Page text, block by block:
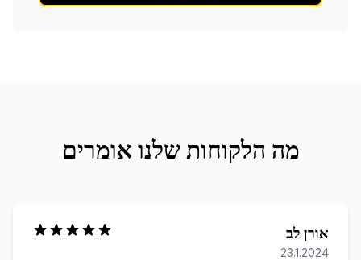
מה הלקוחות שלנו אומרים
אורן לב
23.1.2024